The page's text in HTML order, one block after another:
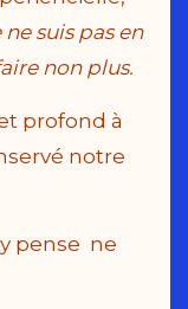
ne suis pas en
non plus.
profond à
notre
pense ne